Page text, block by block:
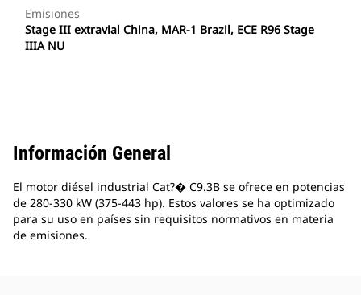
Emisiones
Stage III extravial China, MAR-1 Brazil, ECE R96 Stage
IIIA NU
Información General
El motor diésel industrial Cat?� C9.3B se ofrece en potencias
de 280-330 kW (375-443 hp). Estos valores se ha optimizado
para su uso en países sin requisitos normativos en materia
de emisiones.